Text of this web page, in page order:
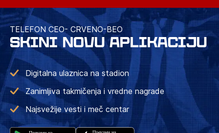
TELEFON CEO- CRVENO-BEO
SKINI NOVU APLIKACIJU
Digitalna ulaznica na stadion
Zanimljiva takmičenja i vredne nagrade
Najsvežije vesti i meč centar